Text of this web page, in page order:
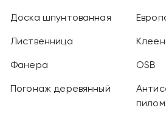
Доска шпунтованная
Лиственница
Фанера OSB
Погонаж деревянный